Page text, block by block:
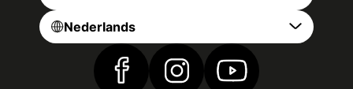
Nederlands
Vind ons op Facebook
Vind ons op Instagram
Vind ons op